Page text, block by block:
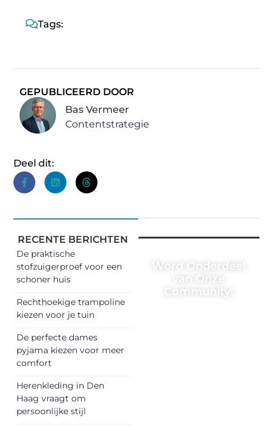
Tags:
GEPUBLICEERD DOOR
Bas Vermeer
Contentstrategie
Deel dit:
RECENTE BERICHTEN
De praktische
stofzuigerproef voor een
schoner huis
Rechthoekige trampoline
kiezen voor je tuin
De perfecte dames
pyjama kiezen voor meer
comfort
Herenkleding in Den
Haag vraagt om
persoonlijke stijl
Word Onderdeel
van Onze
Community!